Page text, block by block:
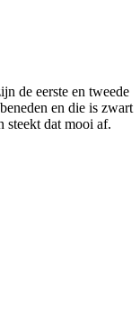
de eerste en tweede
en die is zwart
steekt dat mooi af.